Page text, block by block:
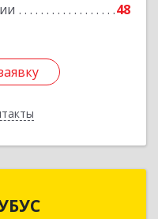
48
Подробнее